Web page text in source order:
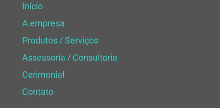
Início
A empresa
Produtos / Serviços
Assessoria / Consultoria
Cerimonial
Contato